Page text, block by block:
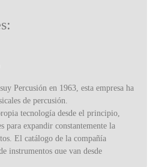
Percusión en 1963, esta empresa ha
de percusión.
tecnología desde el principio,
para expandir constantemente la
El catálogo de la compañía
instrumentos que van desde